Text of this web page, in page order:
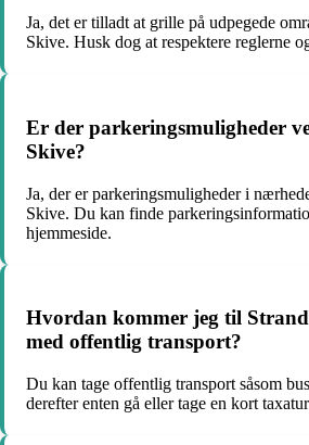
Ja, det er tilladt at grille på udpegede
Skive. Husk dog at respektere reglerne
Er der parkeringsmuligheder
Skive?
Ja, der er parkeringsmuligheder i
Skive. Du kan finde
hjemmeside.
Hvordan kommer jeg til
med offentlig transport?
Du kan tage offentlig transport såsom
derefter enten gå eller tage en kort